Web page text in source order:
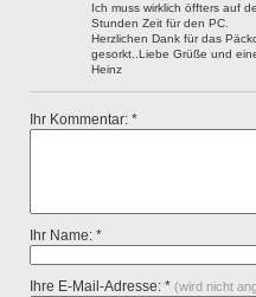
Ich muss wirklich öffters auf
Stunden Zeit für den PC.
Herzlichen Dank für das
gesorkt..Liebe Grüße und
Heinz
Ihr Kommentar: *
Ihr Name: *
Ihre E-Mail-Adresse: * (wird nicht